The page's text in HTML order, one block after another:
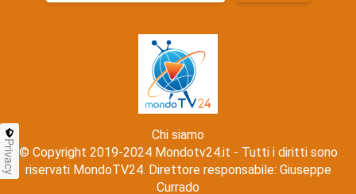
Chi siamo
© Copyright 2019-2024 Mondotv24.it - Tutti i diritti sono
riservati MondoTV24. Direttore responsabile: Giuseppe
Currado
Privacy